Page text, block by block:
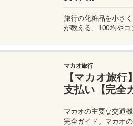
旅行の化粧品を小さ
が教える、100均やコ
マカオ旅行
【マカオ旅
支払い【完全
マカオの主要な交通
完全ガイド。マカオ